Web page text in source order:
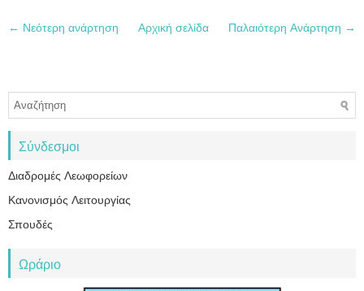
← Νεότερη ανάρτηση Παλαιότερη Ανάρτηση →
Αρχική σελίδα
Σύνδεσμοι
Διαδρομές Λεωφορείων
Κανονισμός Λειτουργίας
Σπουδές
Ωράριο